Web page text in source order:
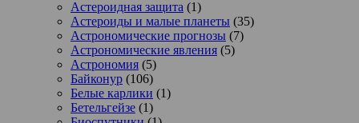
Астероидная защита (1)
Астероиды и малые планеты (35)
Астрономические прогнозы (7)
Астрономические явления (5)
Астрономия (5)
Байконур (106)
Белые карлики (1)
Бетельгейзе (1)